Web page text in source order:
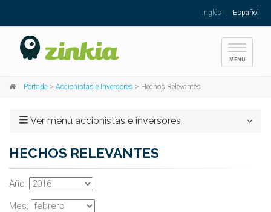
Inglés Español
Toggle
MENU
Portada > Accionistas e Inversores > Hechos Relevantes
Ver menú accionistas e inversores
HECHOS RELEVANTES
Año:
Mes: